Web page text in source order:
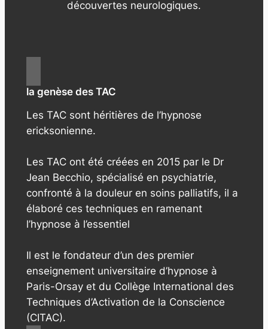
découvertes neurologiques.
la genèse des TAC
Les TAC sont héritières de l’hypnose
ericksonienne.
Les TAC ont été créées en 2015 par le Dr
Jean Becchio, spécialisé en psychiatrie,
confronté à la douleur en soins palliatifs, il a
élaboré ces techniques en ramenant
l’hypnose à l’essentiel
Il est le fondateur d’un des premier
enseignement universitaire d’hypnose à
Paris-Orsay et du Collège International des
Techniques d’Activation de la Conscience
(CITAC).